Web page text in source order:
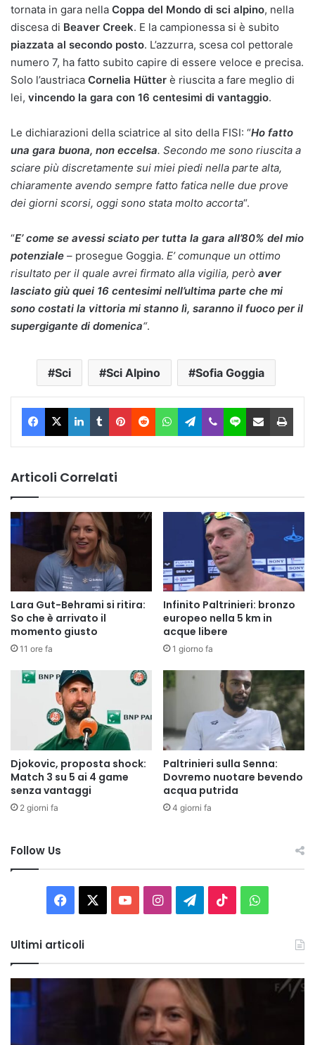
tornata in gara nella Coppa del Mondo di sci alpino, nella
discesa di Beaver Creek. E la campionessa si è subito
piazzata al secondo posto. L’azzurra, scesa col pettorale
numero 7, ha fatto subito capire di essere veloce e precisa.
Solo l’austriaca Cornelia Hütter è riuscita a fare meglio di
lei, vincendo la gara con 16 centesimi di vantaggio.
Le dichiarazioni della sciatrice al sito della FISI: “Ho fatto
una gara buona, non eccelsa. Secondo me sono riuscita a
sciare più discretamente sui miei piedi nella parte alta,
chiaramente avendo sempre fatto fatica nelle due prove
dei giorni scorsi, oggi sono stata molto accorta“.
“E’ come se avessi sciato per tutta la gara all’80% del mio
potenziale – prosegue Goggia. E’ comunque un ottimo
risultato per il quale avrei firmato alla vigilia, però aver
lasciato giù quei 16 centesimi nell’ultima parte che mi
sono costati la vittoria mi stanno lì, saranno il fuoco per il
supergigante di domenica“.
Sci Sci Alpino Sofia Goggia
Facebook
X LinkedIn
TumblrPinterest
RedditWhatsAppTelegram
ViberLine Condividi via Email
Articoli Correlati
Lara Gut-Behrami si ritira:
So che è arrivato il
momento giusto
11 ore fa
Infinito Paltrinieri: bronzo
europeo nella 5 km in
acque libere
1 giorno fa
Djokovic, proposta shock:
Match 3 su 5 ai 4 game
senza vantaggi
2 giorni fa
Paltrinieri sulla Senna:
Dovremo nuotare bevendo
acqua putrida
4 giorni fa
Follow Us
Facebook You InstagramTelegram
TikTok
Ultimi articoli